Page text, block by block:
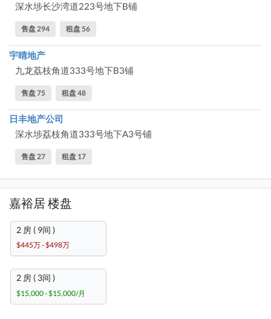
深水埗长沙湾道223号地下B铺
售盘 294 租盘 56
宇晴地产
九龙荔枝角道333号地下B3铺
售盘 75 租盘 48
日丰地产公司
深水埗荔枝角道333号地下A3号铺
售盘 27 租盘 17
嘉裕居 楼盘
2 房 ( 9间 )
$445万 - $498万
2 房 ( 3间 )
$15,000 - $15,000/月